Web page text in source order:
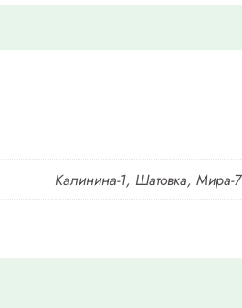
Калинина-1, Шатовка, Мира-7